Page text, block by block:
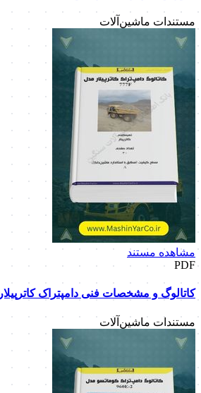
مستندات ماشین‌آلات
مشاهده مستند
PDF
کاتالوگ و مشخصات فنی دامپتراک کاترپیلار 777F
مستندات ماشین‌آلات